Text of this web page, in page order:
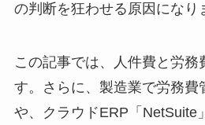
の判断を狂わせる原因になり
この記事では、人件費と労務
す。さらに、製造業で労務費
や、クラウドERP「NetSuite